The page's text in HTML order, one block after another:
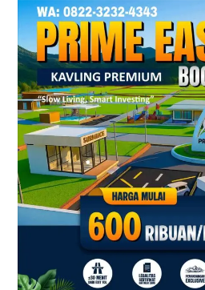
Prime
East
Bogor
|
Kavling
Villa
SHM
Nempel
Jalan
Puncak
2